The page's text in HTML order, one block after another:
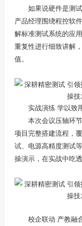
如果说硬件是测
产品经理围绕程控软
解标准测试系统的应
重复性进行细致讲解
值。
实战演练 学以致
本次会议压轴环
项目完整搭建流程，
试、电源高精度测试
操演示，在实战中吃
校企联动 产教融